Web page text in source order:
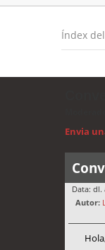
Índex
Envia
Data: dl.
Autor: